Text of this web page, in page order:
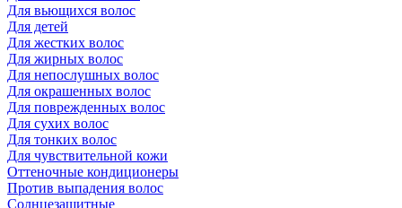
Для вьющихся волос
Для детей
Для жестких волос
Для жирных волос
Для непослушных волос
Для окрашенных волос
Для поврежденных волос
Для сухих волос
Для тонких волос
Для чувствительной кожи
Оттеночные кондиционеры
Против выпадения волос
Солнцезащитные